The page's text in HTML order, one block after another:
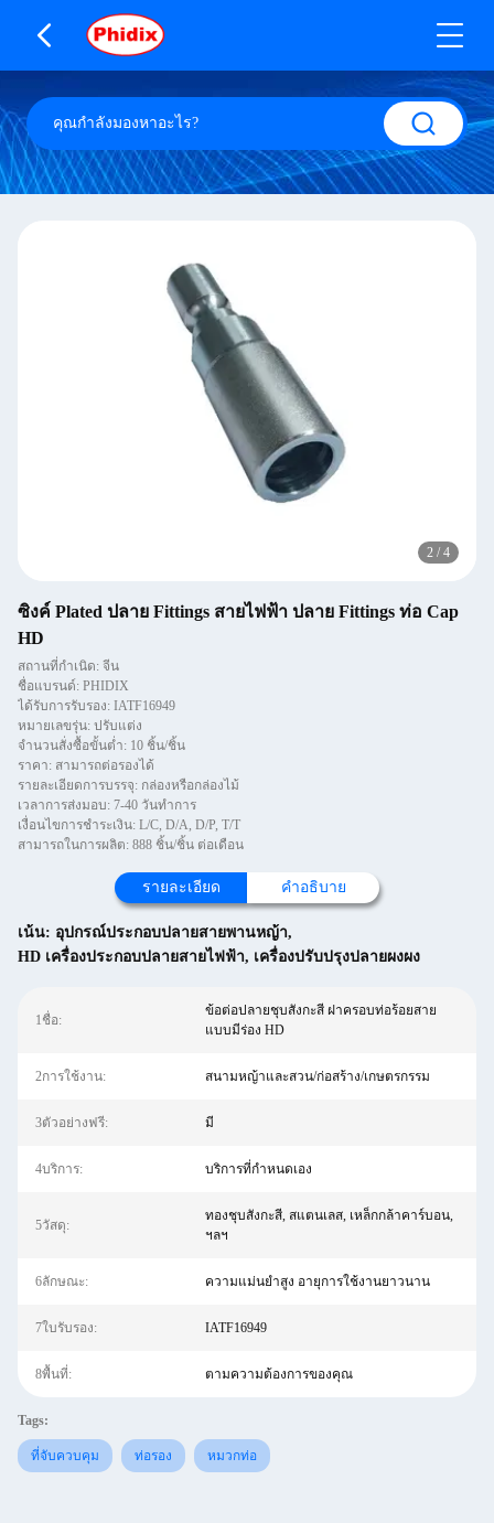
2 / 4
ซิงค์ Plated ปลาย Fittings สายไฟฟ้า ปลาย Fittings ท่อ Cap
HD
สถานที่กำเนิด: จีน
ชื่อแบรนด์: PHIDIX
ได้รับการรับรอง: IATF16949
หมายเลขรุ่น: ปรับแต่ง
จำนวนสั่งซื้อขั้นต่ำ: 10 ชิ้น/ชิ้น
ราคา: สามารถต่อรองได้
รายละเอียดการบรรจุ: กล่องหรือกล่องไม้
เวลาการส่งมอบ: 7-40 วันทำการ
เงื่อนไขการชำระเงิน: L/C, D/A, D/P, T/T
สามารถในการผลิต: 888 ชิ้น/ชิ้น ต่อเดือน
รายละเอียด คําอธิบาย
เน้น: อุปกรณ์ประกอบปลายสายพานหญ้า,
HD เครื่องประกอบปลายสายไฟฟ้า, เครื่องปรับปรุงปลายผงผง
1ชื่อ:
ข้อต่อปลายชุบสังกะสี ฝาครอบท่อร้อยสาย
แบบมีร่อง HD
2การใช้งาน: สนามหญ้าและสวน/ก่อสร้าง/เกษตรกรรม
3ตัวอย่างฟรี: มี
4บริการ: บริการที่กำหนดเอง
5วัสดุ:
ทองชุบสังกะสี, สแตนเลส, เหล็กกล้าคาร์บอน,
ฯลฯ
6ลักษณะ: ความแม่นยำสูง อายุการใช้งานยาวนาน
7ใบรับรอง: IATF16949
8พื้นที่: ตามความต้องการของคุณ
Tags:
ที่จับควบคุม ท่อรอง หมวกท่อ